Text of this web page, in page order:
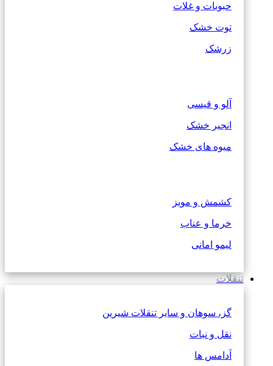
حبوبات و غلات
توت خشک
زرشک
آلو و قیسی
انجیر خشک
میوه های خشک
کشمش و مویز
خرما و عناب
لیمو امانی
تنقلات
گز، سوهان و سایر تنقلات شیرین
نقل و نبات
آدامس ها